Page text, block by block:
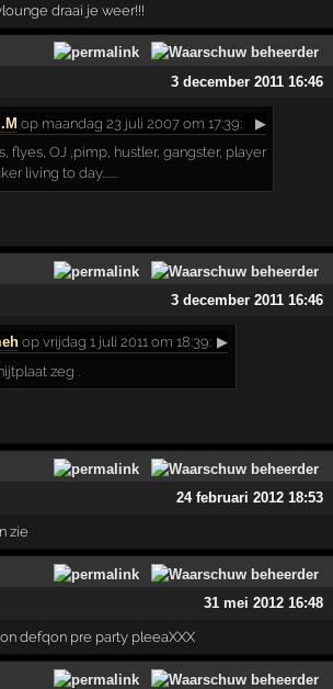
draai je weer!!!
3 december 2011 16:46
op maandag 23 juli 2007 om 17:39:
▶
flyes, OJ ,pimp, hustler, gangster, player
living to day.......
3 december 2011 16:46
op vrijdag 1 juli 2011 om 18:39: ▶
zeg .
24 februari 2012 18:53
zie
31 mei 2012 16:48
defqon pre party pleeaXXX